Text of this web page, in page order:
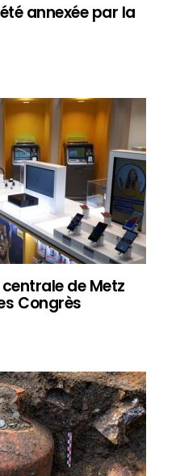
annexée par la
de Metz
Congrès